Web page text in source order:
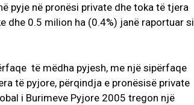
pyje në pronësi private dhe toka të tjera
dhe 0.5 milion ha (0.4%) janë raportuar si
të mëdha pyjesh, me një sipërfaqe
të pyjore, përqindja e pronësisë private
i Burimeve Pyjore 2005 tregon një